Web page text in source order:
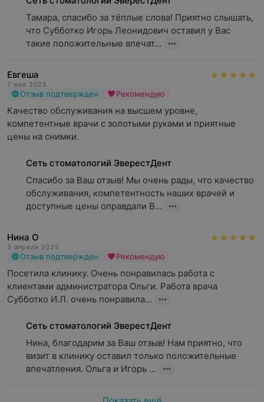
Тамара, спасибо за тёплые слова! Приятно слышать,
что Субботко Игорь Леонидович оставил у Вас
такие положительные впечат...
Евгеша
7 мая 2025
Отзыв подтвержден Рекомендую
Качество обслуживания на высшем уровне,
компетентные врачи с золотыми руками и приятные
цены на снимки.
Сеть стоматологий ЭверестДент
Спасибо за Ваш отзыв! Мы очень рады, что качество
обслуживания, компетентность наших врачей и
доступные цены оправдали В...
Нина О
3 апреля 2025
Отзыв подтвержден Рекомендую
Посетила клинику. Очень понравилась работа с
клиентами администратора Ольги. Работа врача
Субботко И.Л. очень понравила...
Сеть стоматологий ЭверестДент
Нина, благодарим за Ваш отзыв! Нам приятно, что
визит в клинику оставил только положительные
впечатления. Ольга и Игорь ...